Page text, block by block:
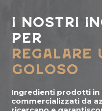
I NOSTRI
PER
REGALARE
GOLOSO
Ingredienti prodotti in
commercializzati da